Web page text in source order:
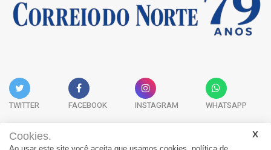
TWITTER FACEBOOK INSTAGRAM WHATSAPP
Cookies.